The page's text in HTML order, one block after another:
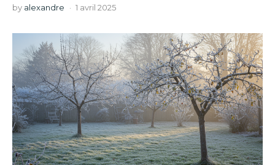
by alexandre 1 avril 2025